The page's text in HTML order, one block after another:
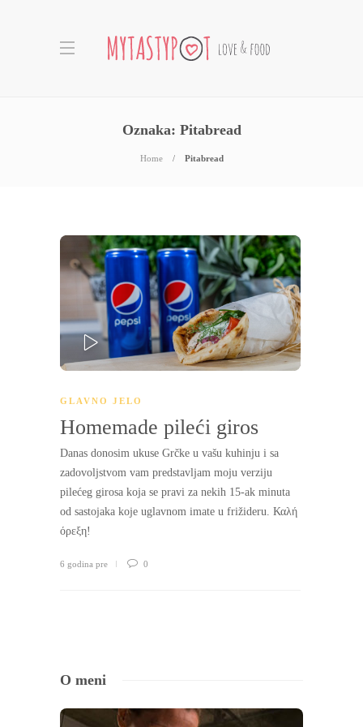
Oznaka: Pitabread
Home Pitabread
PLAY
GLAVNO JELO
Homemade pileći giros
Danas donosim ukuse Grčke u vašu kuhinju i sa
zadovoljstvom vam predstavljam moju verziju
pilećeg girosa koja se pravi za nekih 15-ak minuta
od sastojaka koje uglavnom imate u frižideru. Καλή
όρεξη!
6 godina pre 0
O meni